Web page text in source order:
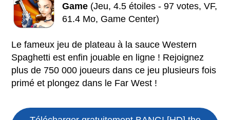
Game (Jeu, 4.5 étoiles - 97 votes, VF,
61.4 Mo, Game Center)
Le fameux jeu de plateau à la sauce Western
Spaghetti est enfin jouable en ligne ! Rejoignez
plus de 750 000 joueurs dans ce jeu plusieurs fois
primé et plongez dans le Far West !